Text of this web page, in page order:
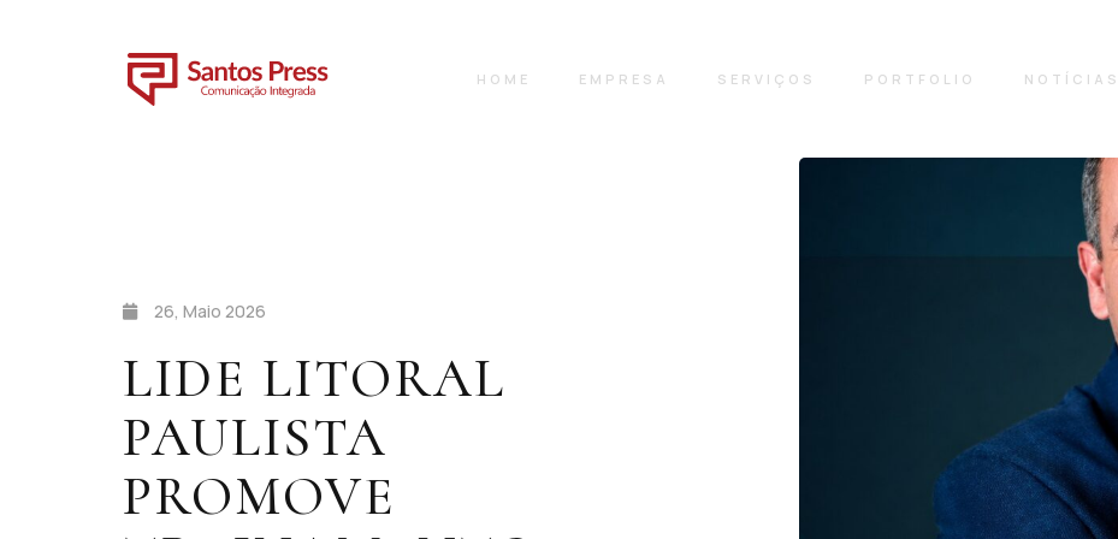
HOME EMPRESA SERVIÇOS PORTFOLIO NOTÍCIAS
26, Maio 2026
LIDE LITORAL
PAULISTA
PROMOVE